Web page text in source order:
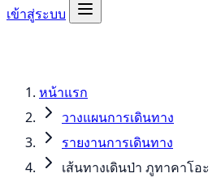
เข้าสู่ระบบ
หน้าแรก
วางแผนการเดินทาง
รายงานการเดินทาง
เส้นทางเดินป่า ภูทาคาโอะ